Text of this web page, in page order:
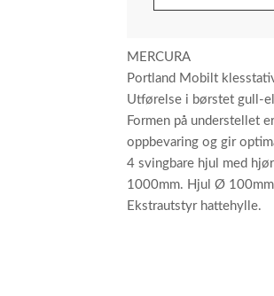
MERCURA
Portland Mobilt
Utførelse i børstet gull-
Formen på understellet
oppbevaring og gir
4 svingbare hjul med
1000mm. Hjul Ø
Ekstrautstyr hattehylle.